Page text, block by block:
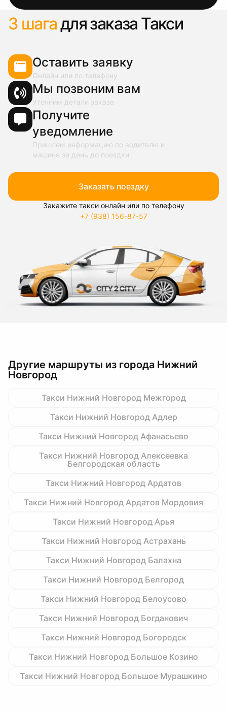
3 шагадля заказа Такси
Оставить заявку
Онлайн или по телефону
Мы позвоним вам
Уточним детали заказа
Получите
уведомление
Пришлем информацию по водителю и
машине за день до поездки
Заказать поездку
Закажите такси онлайн или по телефону
+7 (938) 156-87-57
Другие маршруты из города Нижний
Новгород
Такси Нижний Новгород Межгород
Такси Нижний Новгород Адлер
Такси Нижний Новгород Афанасьево
Такси Нижний Новгород Алексеевка
Белгородская область
Такси Нижний Новгород Ардатов
Такси Нижний Новгород Ардатов Мордовия
Такси Нижний Новгород Арья
Такси Нижний Новгород Астрахань
Такси Нижний Новгород Балахна
Такси Нижний Новгород Белгород
Такси Нижний Новгород Белоусово
Такси Нижний Новгород Богданович
Такси Нижний Новгород Богородск
Такси Нижний Новгород Большое Козино
Такси Нижний Новгород Большое Мурашкино